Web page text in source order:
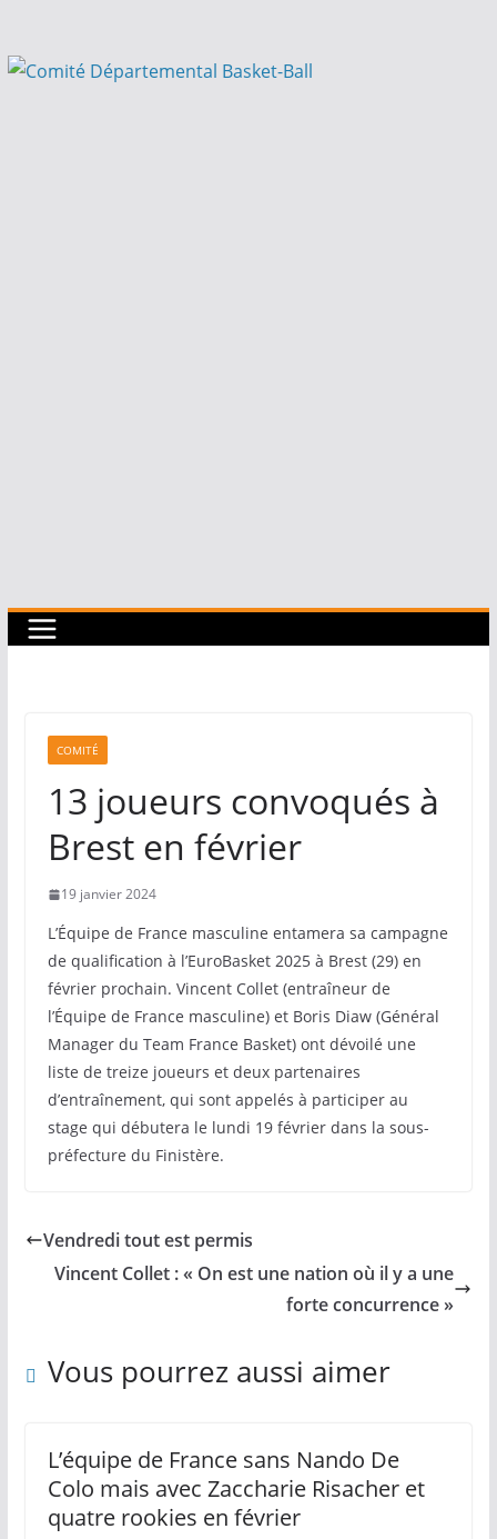
au
COMITÉ
13 joueurs convoqués à
Brest en février
19 janvier 2024
L’Équipe de France masculine entamera sa campagne
de qualification à l’EuroBasket 2025 à Brest (29) en
février prochain. Vincent Collet (entraîneur de
l’Équipe de France masculine) et Boris Diaw (Général
Manager du Team France Basket) ont dévoilé une
liste de treize joueurs et deux partenaires
d’entraînement, qui sont appelés à participer au
stage qui débutera le lundi 19 février dans la sous-
préfecture du Finistère.
Vendredi tout est permis
Vincent Collet : « On est une nation où il y a une
forte concurrence »
Vous pourrez aussi aimer
L’équipe de France sans Nando De
Colo mais avec Zaccharie Risacher et
quatre rookies en février